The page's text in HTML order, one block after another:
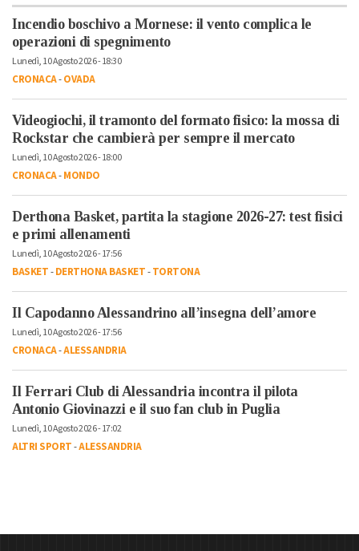
Incendio boschivo a Mornese: il vento complica le
operazioni di spegnimento
Lunedì, 10 Agosto 2026 - 18:30
CRONACA-OVADA
Videogiochi, il tramonto del formato fisico: la mossa di
Rockstar che cambierà per sempre il mercato
Lunedì, 10 Agosto 2026 - 18:00
CRONACA-MONDO
Derthona Basket, partita la stagione 2026-27: test fisici
e primi allenamenti
Lunedì, 10 Agosto 2026 - 17:56
BASKET-DERTHONA BASKET-TORTONA
Il Capodanno Alessandrino all’insegna dell’amore
Lunedì, 10 Agosto 2026 - 17:56
CRONACA-ALESSANDRIA
Il Ferrari Club di Alessandria incontra il pilota
Antonio Giovinazzi e il suo fan club in Puglia
Lunedì, 10 Agosto 2026 - 17:02
ALTRI SPORT-ALESSANDRIA